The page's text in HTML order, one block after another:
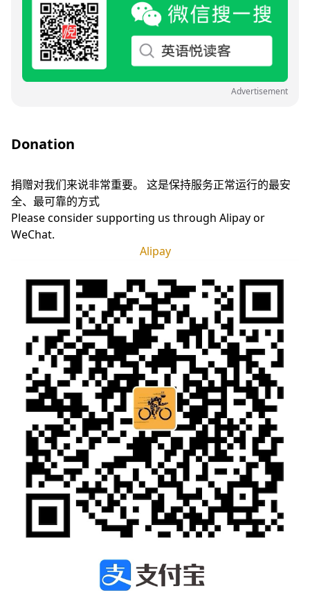
Advertisement
Donation
捐赠对我们来说非常重要。 这是保持服务正常运行的最安
全、最可靠的方式
Please consider supporting us through Alipay or
WeChat.
Alipay